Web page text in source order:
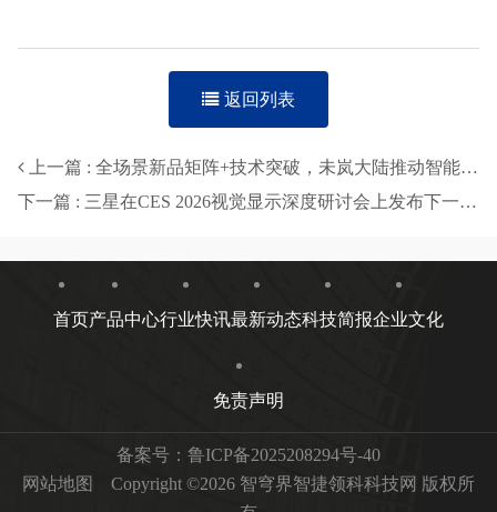
返回列表
上一篇 : 全场景新品矩阵+技术突破，未岚大陆推动智能割草机器人升级
下一篇 : 三星在CES 2026视觉显示深度研讨会上发布下一代电视愿景
首页产品中心行业快讯最新动态科技简报企业文化
免责声明
备案号： 鲁ICP备2025208294号-40
网站地图
Copyright ©2026 智穹界智捷领科科技网 版权所